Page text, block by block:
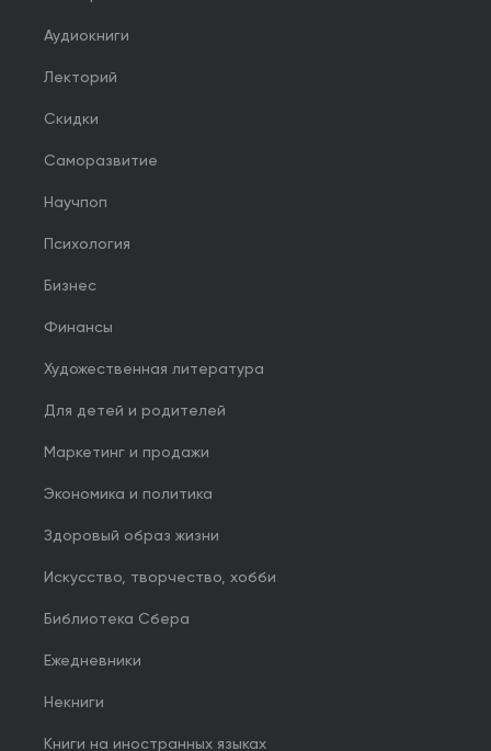
Аудиокниги
Лекторий
Скидки
Саморазвитие
Научпоп
Психология
Бизнес
Финансы
Художественная литература
Для детей и родителей
Маркетинг и продажи
Экономика и политика
Здоровый образ жизни
Искусство, творчество, хобби
Библиотека Сбера
Ежедневники
Некниги
Книги на иностранных языках